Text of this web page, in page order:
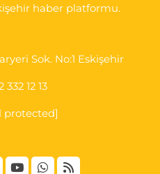
haber platformu.
Sok. No:1 Eskişehir
332 12 13
protected]